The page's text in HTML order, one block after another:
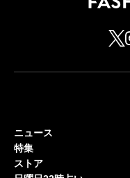
ニュース
特集
ストア